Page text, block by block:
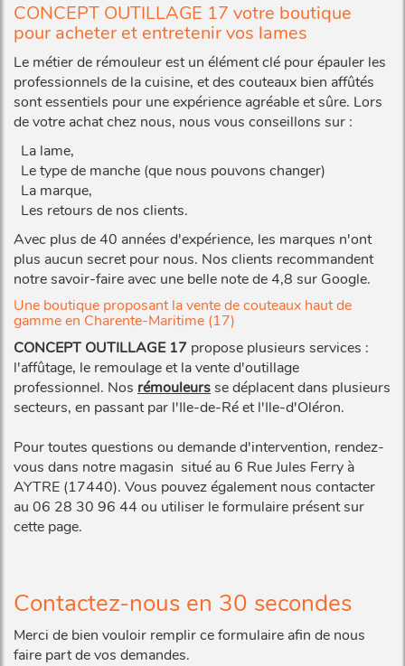
CONCEPT OUTILLAGE 17 votre boutique
pour acheter et entretenir vos lames
Le métier de rémouleur est un élément clé pour épauler les
professionnels de la cuisine, et des couteaux bien affûtés
sont essentiels pour une expérience agréable et sûre. Lors
de votre achat chez nous, nous vous conseillons sur :
La lame,
Le type de manche (que nous pouvons changer)
La marque,
Les retours de nos clients.
Avec plus de 40 années d'expérience, les marques n'ont
plus aucun secret pour nous. Nos clients recommandent
notre savoir-faire avec une belle note de 4,8 sur Google.
Une boutique proposant la vente de couteaux haut de
gamme en Charente-Maritime (17)
CONCEPT OUTILLAGE 17 propose plusieurs services :
l'affûtage, le remoulage et la vente d'outillage
professionnel. Nos rémouleursse déplacent dans plusieurs
secteurs, en passant par l'Ile-de-Ré et l'Ile-d'Oléron.
Pour toutes questions ou demande d'intervention, rendez-
vous dans notre magasin situé au 6 Rue Jules Ferry à
AYTRE (17440). Vous pouvez également nous contacter
au 06 28 30 96 44 ou utiliser le formulaire présent sur
cette page.
Contactez-nous en 30 secondes
Merci de bien vouloir remplir ce formulaire afin de nous
faire part de vos demandes.